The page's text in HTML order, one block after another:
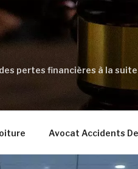
pertes financières à la
Avocat Accidents